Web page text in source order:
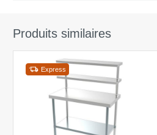
Produits similaires
Express